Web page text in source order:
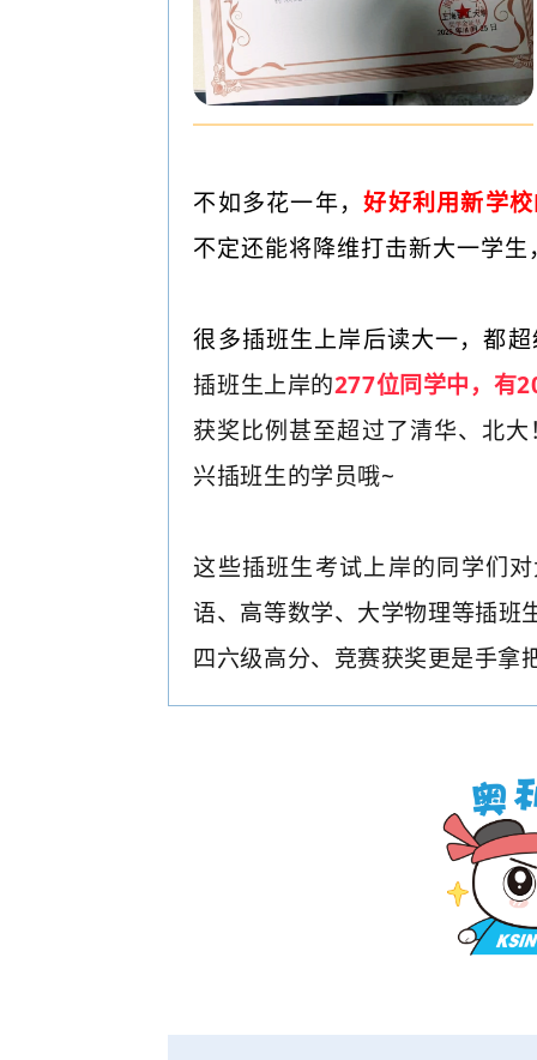
不如多花一年，好好利用新学
不定还能将降维打击新大一学
很多插班生上岸后读大一，都
插班生上岸的277位同学中，有
获奖比例甚至超过了清华、北
兴插班生的学员哦~
这些插班生考试上岸的同学们
语、高等数学、大学物理等插班
四六级高分、竞赛获奖更是手拿